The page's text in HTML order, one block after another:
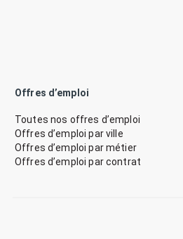
Offres d’emploi
Toutes nos offres d’emploi
Offres d’emploi par ville
Offres d’emploi par métier
Offres d’emploi par contrat